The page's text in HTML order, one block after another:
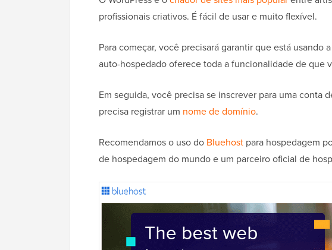
profissionais criativos. É fácil de usar e muito flexível.
Para começar, você precisará garantir que está usando
auto-hospedado oferece toda a funcionalidade de que
Em seguida, você precisa se inscrever para uma conta
precisa registrar um nome de domínio.
Recomendamos o uso do Bluehost para hospedagem
de hospedagem do mundo e um parceiro oficial de